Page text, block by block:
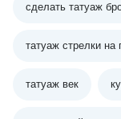
сделать татуаж
татуаж стрелки на
татуаж век